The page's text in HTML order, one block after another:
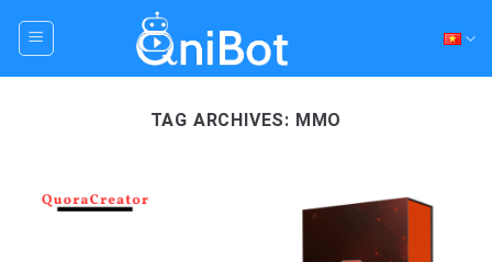
TAG ARCHIVES: MMO